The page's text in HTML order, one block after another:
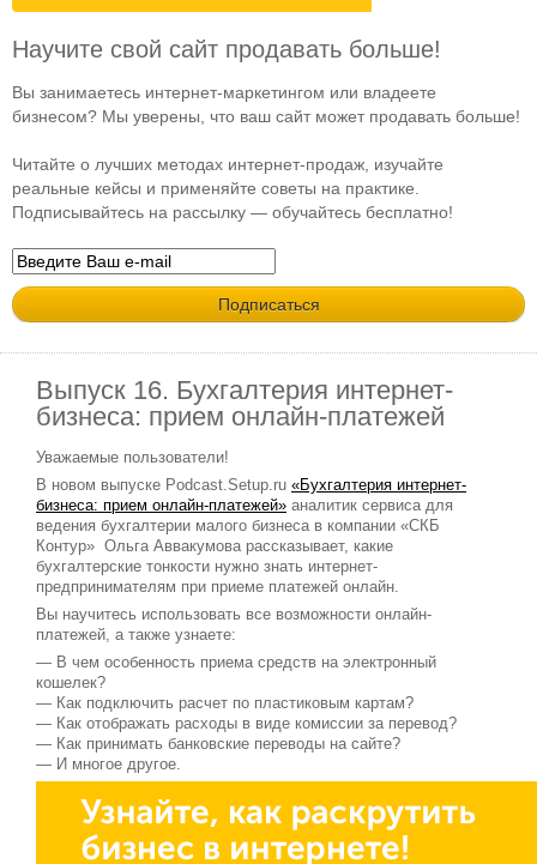
Научите свой сайт продавать больше!
Вы занимаетесь интернет-маркетингом или владеете
бизнесом? Мы уверены, что ваш сайт может продавать больше!
Читайте о лучших методах интернет-продаж, изучайте
реальные кейсы и применяйте советы на практике.
Подписывайтесь на рассылку — обучайтесь бесплатно!
Выпуск 16. Бухгалтерия интернет-
бизнеса: прием онлайн-платежей
Уважаемые пользователи!
В новом выпуске Podcast.Setup.ru «Бухгалтерия интернет-
бизнеса: прием онлайн-платежей» аналитик сервиса для
ведения бухгалтерии малого бизнеса в компании «СКБ
Контур» Ольга Аввакумова рассказывает, какие
бухгалтерские тонкости нужно знать интернет-
предпринимателям при приеме платежей онлайн.
Вы научитесь использовать все возможности онлайн-
платежей, а также узнаете:
— В чем особенность приема средств на электронный
кошелек?
— Как подключить расчет по пластиковым картам?
— Как отображать расходы в виде комиссии за перевод?
— Как принимать банковские переводы на сайте?
— И многое другое.